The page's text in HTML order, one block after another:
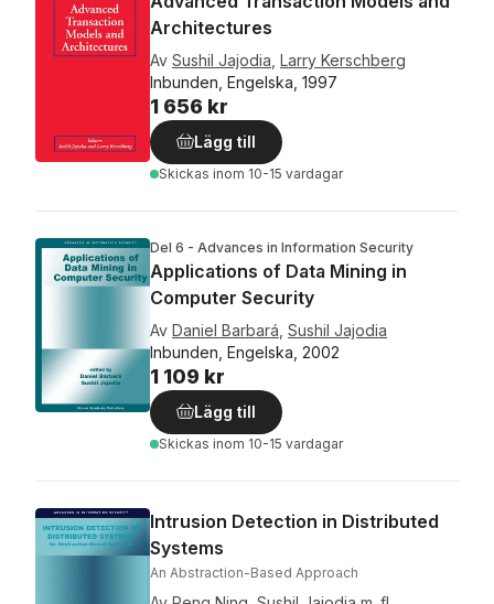
Architectures
Av Sushil Jajodia Larry Kerschberg
Inbunden, Engelska, 1997
1 656 kr
Lägg till
Skickas inom 10-15 vardagar
Del 6 - Advances in Information Security
Applications of Data Mining in
Computer Security
Av Daniel Barbará Sushil Jajodia
Inbunden, Engelska, 2002
1 109 kr
Lägg till
Skickas inom 10-15 vardagar
Intrusion Detection in Distributed
Systems
An Abstraction-Based Approach